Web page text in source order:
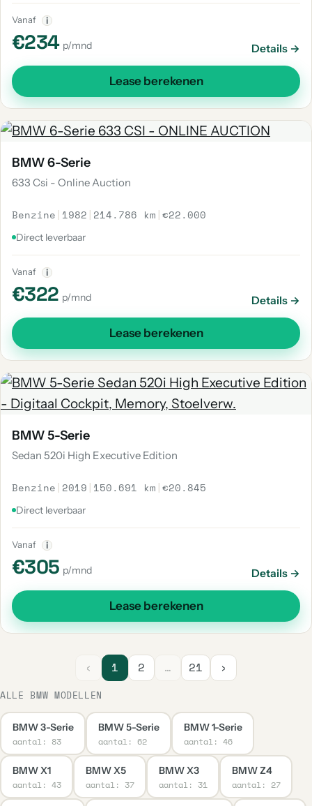
Vanaf i
€234 p/mnd Details →
Lease berekenen
BMW 6-Serie
633 Csi - Online Auction
Benzine | 1982 | 214.786 km |€22.000
Direct leverbaar
Vanaf i
€322 p/mnd Details →
Lease berekenen
BMW 5-Serie
Sedan 520i High Executive Edition
Benzine | 2019 | 150.691 km |€20.845
Direct leverbaar
Vanaf i
€305 p/mnd Details →
Lease berekenen
‹ 1 2 … 21 ›
ALLE BMW MODELLEN
BMW 3-Serie
aantal: 83
BMW 5-Serie
aantal: 62
BMW 1-Serie
aantal: 46
BMW X1
aantal: 43
BMW X5
aantal: 37
BMW X3
aantal: 31
BMW Z4
aantal: 27